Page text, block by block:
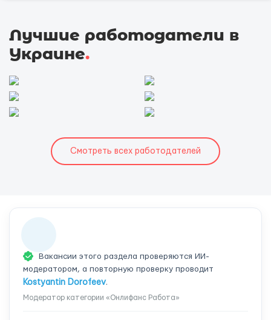
Лучшие работодатели в
Украине.
Смотреть всех работодателей
Вакансии этого раздела проверяются ИИ-
модератором, а повторную проверку проводит
Kostyantin Dorofeev.
Модератор категории «Онлифанс Работа»